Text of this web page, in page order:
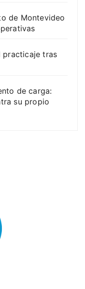
de Montevideo
practicaje tras
de carga:
su propio